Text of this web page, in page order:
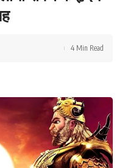
4 Min Read